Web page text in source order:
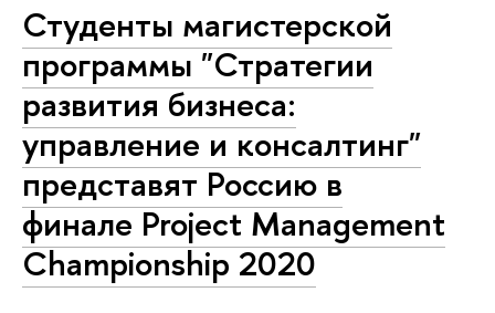
Студенты магистерской
программы "Стратегии
развития бизнеса:
управление и консалтинг"
представят Россию в
финале Project Management
Championship 2020